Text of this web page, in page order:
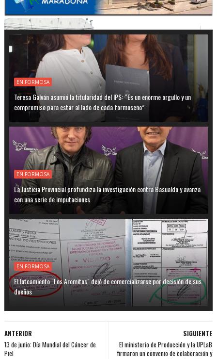
EN FORMOSA
Teresa Galván asumió la titularidad del IPS: “Es un enorme orgullo y un
compromiso para estar al lado de cada formoseño”
EN FORMOSA
La Justicia Provincial profundiza la investigación contra Basualdo y avanza
con una serie de imputaciones
EN FORMOSA
El loteamiento "Los Aromitos" dejó de comercializarse por decisión de sus
dueños
SIGUIENTE
El ministerio de Producción y la UPLaB
firmaron un convenio de colaboración y
ANTERIOR
13 de junio: Día Mundial del Cáncer de
Piel